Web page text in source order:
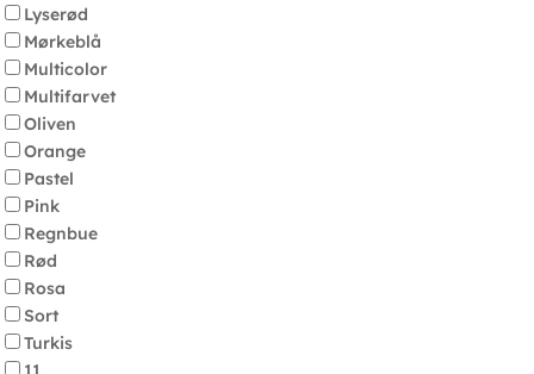
Lyserød
Mørkeblå
Multicolor
Multifarvet
Oliven
Orange
Pastel
Pink
Regnbue
Rød
Rosa
Sort
Turkis